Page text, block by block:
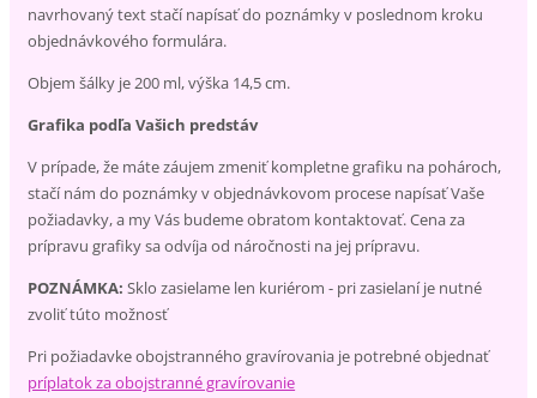
navrhovaný text stačí napísať do poznámky v poslednom kroku
objednávkového formulára.
Objem šálky je 200 ml, výška 14,5 cm.
Grafika podľa Vašich predstáv
V prípade, že máte záujem zmeniť kompletne grafiku na pohároch,
stačí nám do poznámky v objednávkovom procese napísať Vaše
požiadavky, a my Vás budeme obratom kontaktovať. Cena za
prípravu grafiky sa odvíja od náročnosti na jej prípravu.
POZNÁMKA: Sklo zasielame len kuriérom - pri zasielaní je nutné
zvoliť túto možnosť
Pri požiadavke obojstranného gravírovania je potrebné objednať
príplatok za obojstranné gravírovanie